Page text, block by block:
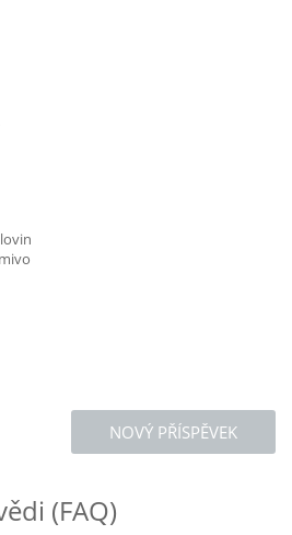
NOVÝ PŘÍSPĚVEK
(FAQ)